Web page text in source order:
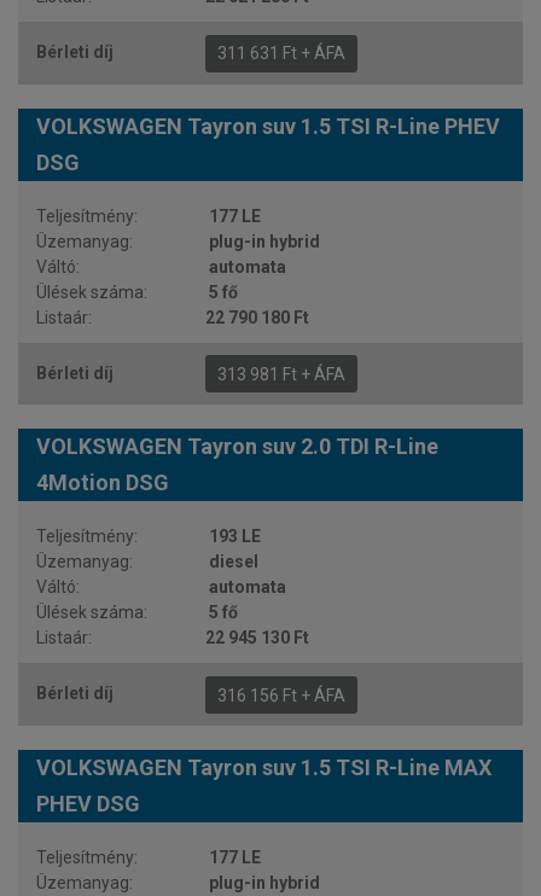
311 631 Ft + ÁFA
VOLKSWAGEN Tayron suv 1.5 TSI R-Line PHEV
DSG
177 LE
plug-in hybrid
automata
5 fő
22 790 180 Ft
313 981 Ft + ÁFA
VOLKSWAGEN Tayron suv 2.0 TDI R-Line
4Motion DSG
193 LE
diesel
automata
5 fő
22 945 130 Ft
316 156 Ft + ÁFA
VOLKSWAGEN Tayron suv 1.5 TSI R-Line MAX
PHEV DSG
177 LE
plug-in hybrid